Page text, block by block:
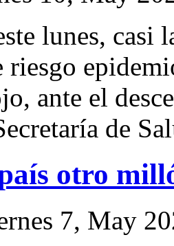
lunes, casi
riesgo
ante el
de
otro
7, May